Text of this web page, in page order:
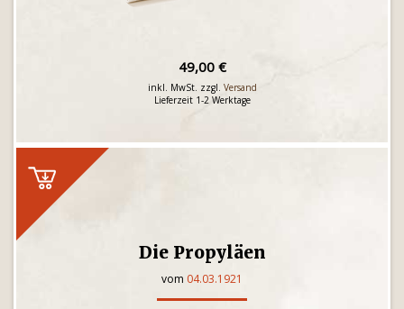
49,00 €
inkl. MwSt. zzgl. Versand
Lieferzeit 1-2 Werktage
Die Propyläen
vom 04.03.1921